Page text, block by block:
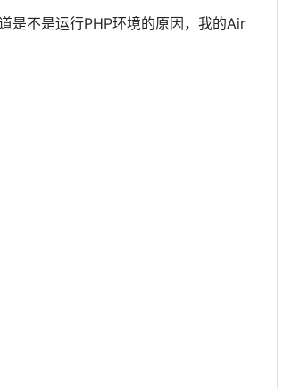
是不是运行PHP环境的原因，我的Air